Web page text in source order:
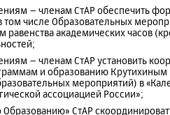
– членам СтАР обеспечить
числе Образовательных
академических часов
– членам СтАР установить
и образованию
мероприятий) в
ассоциацией России»;
СтАР